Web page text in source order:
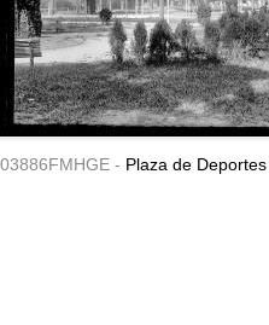
03886FMHGE - Plaza de